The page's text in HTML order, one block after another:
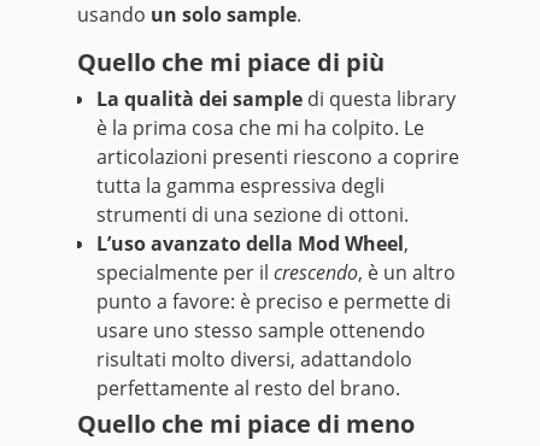
usando un solo sample.
Quello che mi piace di più
La qualità dei sample di questa library
è la prima cosa che mi ha colpito. Le
articolazioni presenti riescono a coprire
tutta la gamma espressiva degli
strumenti di una sezione di ottoni.
L’uso avanzato della Mod Wheel,
specialmente per il crescendo, è un altro
punto a favore: è preciso e permette di
usare uno stesso sample ottenendo
risultati molto diversi, adattandolo
perfettamente al resto del brano.
Quello che mi piace di meno